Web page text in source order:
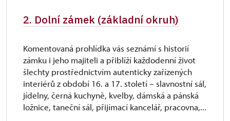
2. Dolní zámek (základní okruh)
Komentovaná prohlídka vás seznámí s historií
zámku i jeho majiteli a přiblíží každodenní život
šlechty prostřednictvím autenticky zařízených
interiérů z období 16. a 17. století – slavnostní sál,
jídelny, černá kuchyně, kvelby, dámská a pánská
ložnice, taneční sál, přijímací kancelář, pracovna,...